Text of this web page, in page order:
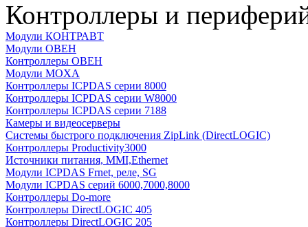
Контроллеры и
Модули КОНТРАВТ
Модули ОВЕН
Контроллеры ОВЕН
Модули MOXA
Контроллеры ICPDAS серии 8000
Контроллеры ICPDAS серии W8000
Контроллеры ICPDAS серии 7188
Камеры и видеосерверы
Системы быстрого подключения ZipLink (DirectLOGIC)
Контроллеры Productivity3000
Источники питания, MMI,Ethernet
Модули ICPDAS Frnet, реле, SG
Модули ICPDAS серий 6000,7000,8000
Контроллеры Do-more
Контроллеры DirectLOGIC 405
Контроллеры DirectLOGIC 205